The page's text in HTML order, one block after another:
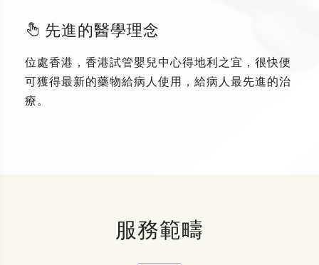
先進的醫學理念
位處香港，香港試管嬰兒中心得地利之宜，很快便
可獲得最新的藥物給病人使用，給病人最先進的治
療。
服務範疇